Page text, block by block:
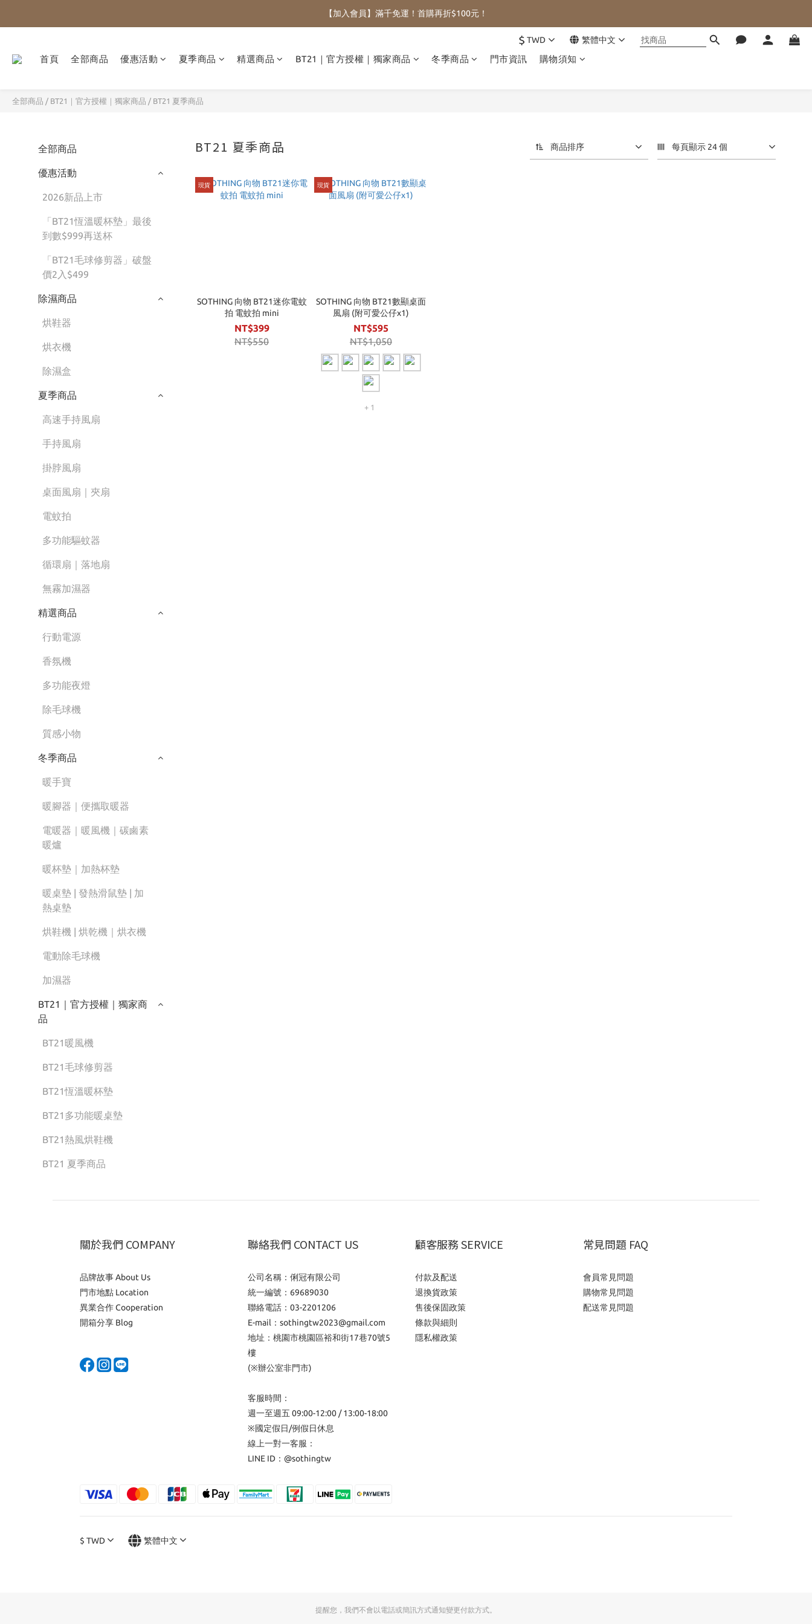
【加入會員】滿千免運！首購再折$100元！
$ TWD 繁體中文
首頁 全部商品 優惠活動 夏季商品 精選商品 BT21｜官方授權｜獨家商品 冬季商品 門市資訊 購物須知
全部商品 / BT21｜官方授權｜獨家商品 / BT21 夏季商品
全部商品
優惠活動
2026新品上市
「BT21恆溫暖杯墊」最後
到數$999再送杯
「BT21毛球修剪器」破盤
價2入$499
除濕商品
烘鞋器
烘衣機
除濕盒
夏季商品
高速手持風扇
手持風扇
掛脖風扇
桌面風扇｜夾扇
電蚊拍
多功能驅蚊器
循環扇｜落地扇
無霧加濕器
精選商品
行動電源
香氛機
多功能夜燈
除毛球機
質感小物
冬季商品
暖手寶
暖腳器｜便攜取暖器
電暖器｜暖風機｜碳鹵素
暖爐
暖杯墊｜加熱杯墊
暖桌墊 | 發熱滑鼠墊 | 加
熱桌墊
烘鞋機 | 烘乾機｜烘衣機
電動除毛球機
加濕器
BT21｜官方授權｜獨家商
品
BT21暖風機
BT21毛球修剪器
BT21恆溫暖杯墊
BT21多功能暖桌墊
BT21熱風烘鞋機
BT21 夏季商品
BT21 夏季商品 商品排序 每頁顯示 24 個
現貨
SOTHING 向物 BT21迷你電蚊
拍 電蚊拍 mini
NT$399
NT$550
現貨
SOTHING 向物 BT21數顯桌面
風扇 (附可愛公仔x1)
NT$595
NT$1,050
+ 1
關於我們 COMPANY
品牌故事 About Us
門市地點 Location
異業合作 Cooperation
開箱分享 Blog
聯絡我們 CONTACT US
公司名稱：俐冠有限公司
統一編號：69689030
聯絡電話：03-2201206
E-mail：sothingtw2023@gmail.com
地址：桃園市桃園區裕和街17巷70號5
樓
(※辦公室非門市)
客服時間：
週一至週五 09:00-12:00 / 13:00-18:00
※國定假日/例假日休息
線上一對一客服：
LINE ID： @sothingtw
顧客服務 SERVICE
付款及配送
退換貨政策
售後保固政策
條款與細則
隱私權政策
常見問題 FAQ
會員常見問題
購物常見問題
配送常見問題
$ TWD 繁體中文
提醒您，我們不會以電話或簡訊方式通知變更付款方式。